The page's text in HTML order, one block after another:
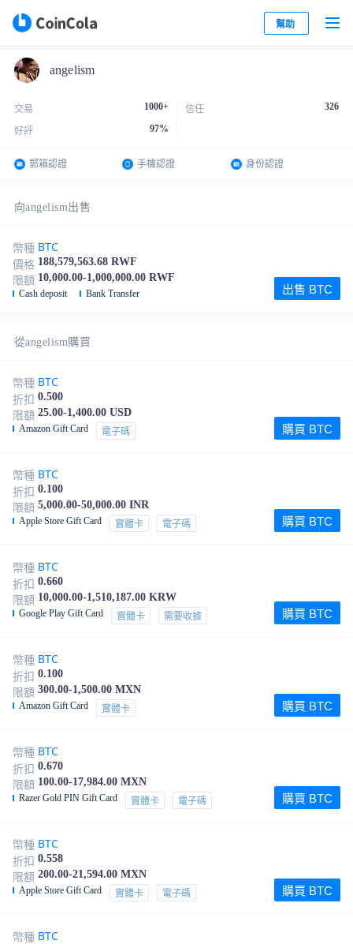
幫助
angelism
交易 1000+
好評 97%
信任 326
郵箱認證 手機認證 身份認證
向angelism出售
幣種 BTC
價格 188,579,563.68 RWF
限額 10,000.00-1,000,000.00 RWF
Cash deposit Bank Transfer 出售 BTC
從angelism購買
幣種 BTC
折扣 0.500
限額 25.00-1,400.00 USD
Amazon Gift Card 電子碼 購買 BTC
幣種 BTC
折扣 0.100
限額 5,000.00-50,000.00 INR
Apple Store Gift Card 實體卡 電子碼 購買 BTC
幣種 BTC
折扣 0.660
限額 10,000.00-1,510,187.00 KRW
Google Play Gift Card 實體卡 需要收據 購買 BTC
幣種 BTC
折扣 0.100
限額 300.00-1,500.00 MXN
Amazon Gift Card 實體卡 購買 BTC
幣種 BTC
折扣 0.670
限額 100.00-17,984.00 MXN
Razer Gold PIN Gift Card 實體卡 電子碼 購買 BTC
幣種 BTC
折扣 0.558
限額 200.00-21,594.00 MXN
Apple Store Gift Card 實體卡 電子碼 購買 BTC
幣種 BTC